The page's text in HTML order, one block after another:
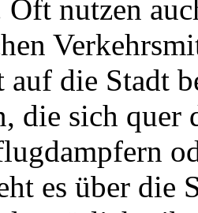
Oft nutzen
auf die Stadt
die sich
es über die